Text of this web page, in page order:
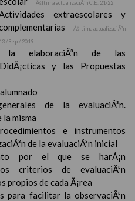
Ãšltima actualizaciÃ³n C.E. 21/22
extraescolares y
Ãšltima actualizaciÃ³n
13 / Sep / 2019
la elaboraciÃ³n de las
y las Propuestas
de la evaluaciÃ³n.
la misma
e instrumentos
de la evaluaciÃ³n inicial
por el que se harÃ¡n
criterios de evaluaciÃ³n
propios de cada Ã¡rea
para facilitar la observaciÃ³n